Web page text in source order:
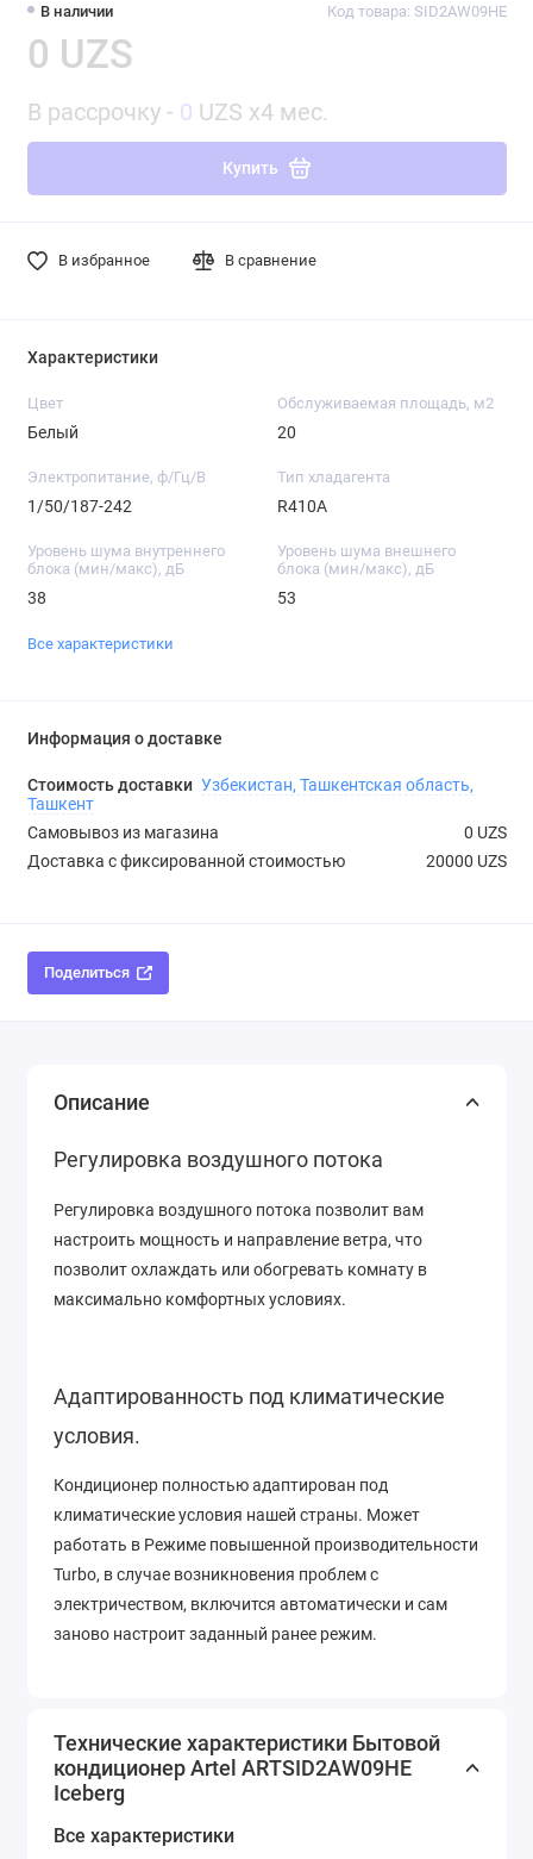
В наличии Код товара: SID2AW09HE
0 UZS
В рассрочку - 0 UZS x4 мес.
Купить
В избранное В сравнение
Характеристики
Цвет
Белый
Обслуживаемая площадь, м2
20
Электропитание, ф/Гц/В
1/50/187-242
Тип хладагента
R410A
Уровень шума внутреннего
блока (мин/макс), дБ
38
Уровень шума внешнего
блока (мин/макс), дБ
53
Все характеристики
Информация о доставке
Стоимость доставки Узбекистан, Ташкентская область,
Ташкент
Самовывоз из магазина
0 UZS
Доставка с фиксированной стоимостью
20000 UZS
Поделиться
Описание
Регулировка воздушного потока
Регулировка воздушного потока позволит вам
настроить мощность и направление ветра, что
позволит охлаждать или обогревать комнату в
максимально комфортных условиях.
Адаптированность под климатические
условия.
Кондиционер полностью адаптирован под
климатические условия нашей страны. Может
работать в Режиме повышенной производительности
Turbo, в случае возникновения проблем с
электричеством, включится автоматически и сам
заново настроит заданный ранее режим.
Технические характеристики Бытовой
кондиционер Artel ARTSID2AW09HE
Iceberg
Все характеристики